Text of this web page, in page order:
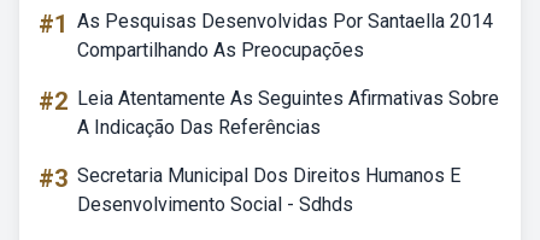
#1 As Pesquisas Desenvolvidas Por Santaella 2014
Compartilhando As Preocupações
#2 Leia Atentamente As Seguintes Afirmativas Sobre
A Indicação Das Referências
#3 Secretaria Municipal Dos Direitos Humanos E
Desenvolvimento Social - Sdhds